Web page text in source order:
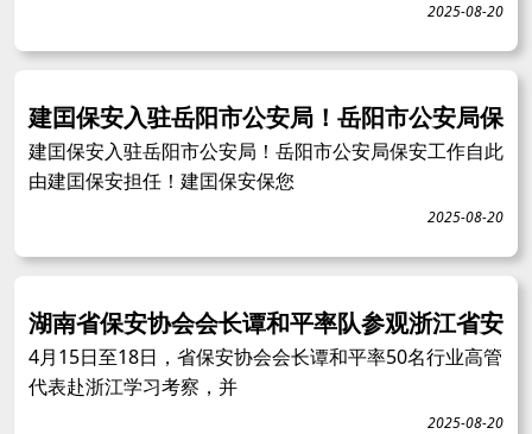
2025-08-20
建囯保安入驻岳阳市公安局！岳阳市公安局保
建囯保安入驻岳阳市公安局！岳阳市公安局保安工作自此
由建囯保安担任！建囯保安保您
2025-08-20
湖南省保安协会会长谭和平率队参观浙江省安
4月15日至18日，省保安协会会长谭和平率50名行业高管
代表赴浙江学习考察，并
2025-08-20